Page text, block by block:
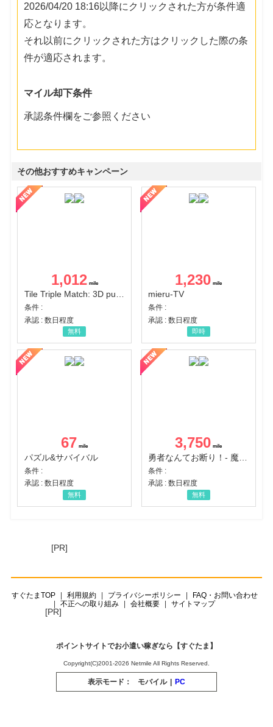
2026/04/20 18:16以降にクリックされた方が条件適
応となります。
それ以前にクリックされた方はクリックした際の条
件が適応されます。
マイル却下条件
承認条件欄をご参照ください
その他おすすめキャンペーン
1,012
Tile Triple Match: 3D puzzle
条件 :
承認 : 数日程度
無料
1,230
mieru-TV
条件 :
承認 : 数日程度
即時
67
パズル&サバイバル
条件 :
承認 : 数日程度
無料
3,750
条件 :
承認 : 数日程度
無料
[PR]
すぐたまTOP 利用規約 プライバシーポリシー
FAQ・お問い合わせ
不正への取り組み
会社概要 サイトマップ
[PR]
ポイントサイトでお小遣い稼ぎなら【すぐたま】
Copyright(C)2001-2026 Netmile All Rights Reserved.
表示モード： モバイル | PC